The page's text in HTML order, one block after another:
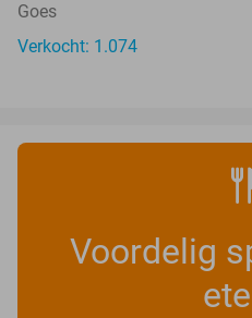
Goes
Verkocht: 1.074
Voordelig